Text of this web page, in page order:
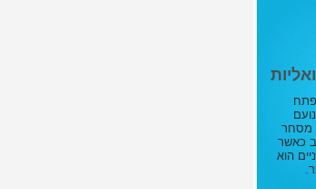
מסחר
כאשר
הוא